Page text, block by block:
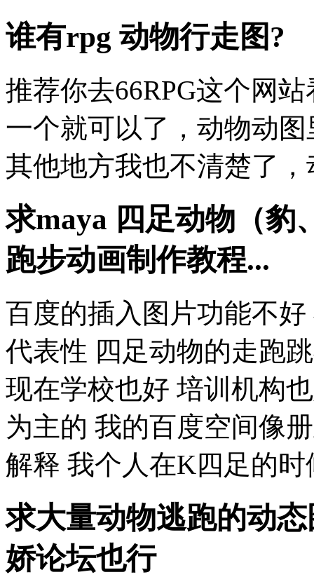
谁有rpg 动物行走图?
推荐你去66RPG这个网
一个就可以了，动物动
其他地方我也不清楚了
求maya 四足动物（豹
跑步动画制作教程...
百度的插入图片功能不
代表性 四足动物的走跑
现在学校也好 培训机构
为主的 我的百度空间像
解释 我个人在K四足的时
求大量动物逃跑的动
娇论坛也行